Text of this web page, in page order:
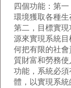
四個功能：第
環境獲取各種生
第二，目標實
源來實現系統
何把有限的社
質財富和勞務
功能，系統必
體，以實現系